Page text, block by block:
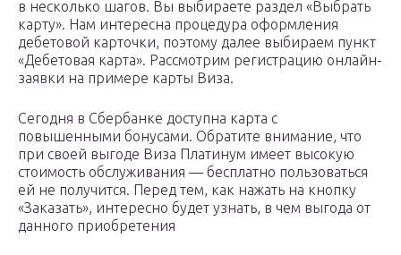
в несколько шагов. Вы выбираете раздел «Выбрать
карту». Нам интересна процедура оформления
дебетовой карточки, поэтому далее выбираем пункт
«Дебетовая карта». Рассмотрим регистрацию онлайн-
заявки на примере карты Виза.
Сегодня в Сбербанке доступна карта с
повышенными бонусами. Обратите внимание, что
при своей выгоде Виза Платинум имеет высокую
стоимость обслуживания — бесплатно пользоваться
ей не получится. Перед тем, как нажать на кнопку
«Заказать», интересно будет узнать, в чем выгода от
данного приобретения